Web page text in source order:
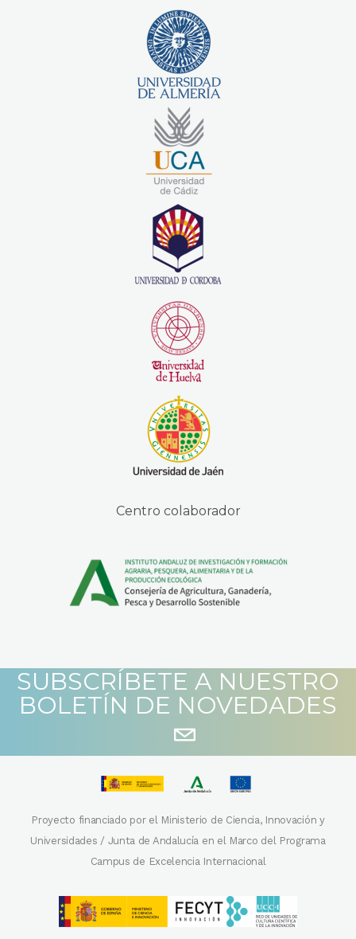
Centro colaborador
SUBSCRÍBETE A NUESTRO
BOLETÍN DE NOVEDADES
Proyecto financiado por el Ministerio de Ciencia, Innovación y
Universidades / Junta de Andalucía en el Marco del Programa
Campus de Excelencia Internacional